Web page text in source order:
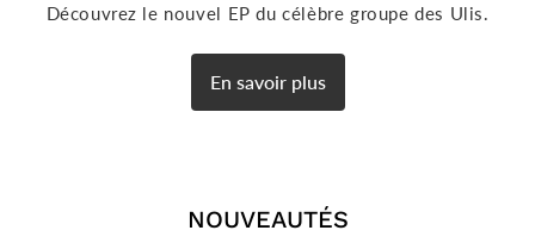
Découvrez le nouvel EP du célèbre groupe des Ulis.
En savoir plus
NOUVEAUTÉS